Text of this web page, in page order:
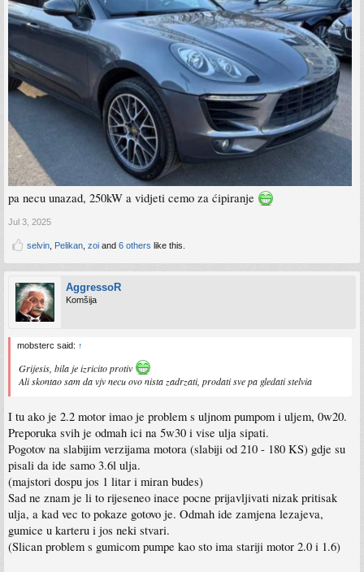
pa necu unazad, 250kW a vidjeti cemo za ćipiranje
Jul 3, 2025
selvin Pelikan zoi and 6 others like this.
AggressoR
Komšija
mobsterc said: ↑
Grijesis, bila je izricito protiv
Ali skontao sam da vjv necu ovo nista zadrzati, prodati sve pa gledati stelvia
I tu ako je 2.2 motor imao je problem s uljnom pumpom i uljem, 0w20.
Preporuka svih je odmah ici na 5w30 i vise ulja sipati.
Pogotov na slabijim verzijama motora (slabiji od 210 - 180 KS) gdje su
pisali da ide samo 3.6l ulja.
(majstori dospu jos 1 litar i miran budes)
Sad ne znam je li to rijeseneo inace pocne prijavljivati nizak pritisak
ulja, a kad vec to pokaze gotovo je. Odmah ide zamjena lezajeva,
gumice u karteru i jos neki stvari.
(Slican problem s gumicom pumpe kao sto ima stariji motor 2.0 i 1.6)